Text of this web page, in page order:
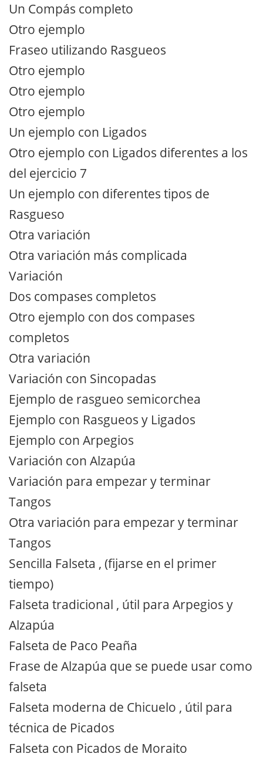
Un Compás completo
Otro ejemplo
Fraseo utilizando Rasgueos
Otro ejemplo
Otro ejemplo
Otro ejemplo
Un ejemplo con Ligados
Otro ejemplo con Ligados diferentes a los
del ejercicio 7
Un ejemplo con diferentes tipos de
Rasgueso
Otra variación
Otra variación más complicada
Variación
Dos compases completos
Otro ejemplo con dos compases
completos
Otra variación
Variación con Sincopadas
Ejemplo de rasgueo semicorchea
Ejemplo con Rasgueos y Ligados
Ejemplo con Arpegios
Variación con Alzapúa
Variación para empezar y terminar
Tangos
Otra variación para empezar y terminar
Tangos
Sencilla Falseta , (fijarse en el primer
tiempo)
Falseta tradicional , útil para Arpegios y
Alzapúa
Falseta de Paco Peaña
Frase de Alzapúa que se puede usar como
falseta
Falseta moderna de Chicuelo , útil para
técnica de Picados
Falseta con Picados de Moraito